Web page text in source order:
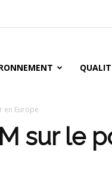
en Europe
sur le